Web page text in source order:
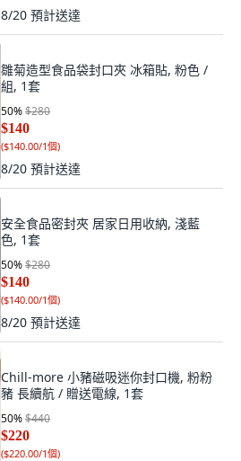
8/20 預計送達
雛菊造型食品袋封口夾 冰箱貼, 粉色 /
組, 1套
50%$280
$140
($140.00/1個)
8/20 預計送達
安全食品密封夾 居家日用收納, 淺藍
色, 1套
50%$280
$140
($140.00/1個)
8/20 預計送達
Chill-more 小豬磁吸迷你封口機, 粉粉
豬 長續航 / 贈送電線, 1套
50%$440
$220
($220.00/1個)